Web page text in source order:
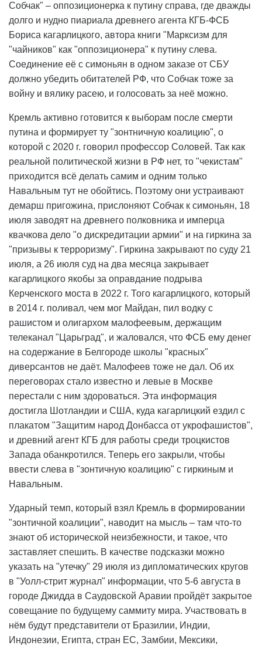
Собчак" – оппозиционерка к путину справа, где дважды
долго и нудно пиариала древнего агента КГБ-ФСБ
Бориса кагарлицкого, автора книги "Марксизм для
"чайников" как "оппозиционера" к путину слева.
Соединение её с симоньян в одном заказе от СБУ
должно убедить обитателей РФ, что Собчак тоже за
войну и вялику расею, и голосовать за неё можно.
Кремль активно готовится к выборам после смерти
путина и формирует ту "зонтничную коалицию", о
которой с 2020 г. говорил профессор Соловей. Так как
реальной политической жизни в РФ нет, то "чекистам"
приходится всё делать самим и одним только
Навальным тут не обойтись. Поэтому они устраивают
демарш пригожина, прислоняют Собчак к симоньян, 18
июля заводят на древнего полковника и имперца
квачкова дело "о дискредитации армии" и на гиркина за
"призывы к терроризму". Гиркина закрывают по суду 21
июля, а 26 июля суд на два месяца закрывает
кагарлицкого якобы за оправдание подрыва
Керченского моста в 2022 г. Того кагарлицкого, который
в 2014 г. поливал, чем мог Майдан, пил водку с
рашистом и олигархом малофеевым, держащим
телеканал "Царьград", и жаловался, что ФСБ ему денег
на содержание в Белгороде школы "красных"
диверсантов не даёт. Малофеев тоже не дал. Об их
переговорах стало известно и левые в Москве
перестали с ним здороваться. Эта информация
достигла Шотландии и США, куда кагарлицкий ездил с
плакатом "Защитим народ Донбасса от укрофашистов",
и древний агент КГБ для работы среди троцкистов
Запада обанкротился. Теперь его закрыли, чтобы
ввести слева в "зонтичную коалицию" с гиркиным и
Навальным.
Ударный темп, который взял Кремль в формировании
"зонтичной коалиции", наводит на мысль – там что-то
знают об исторической неизбежности, и такое, что
заставляет спешить. В качестве подсказки можно
указать на "утечку" 29 июля из дипломатических кругов
в "Уолл-стрит журнал" информации, что 5-6 августа в
городе Джидда в Саудовской Аравии пройдёт закрытое
совещание по будущему саммиту мира. Участвовать в
нём будут представители от Бразилии, Индии,
Индонезии, Египта, стран ЕС, Замбии, Мексики,